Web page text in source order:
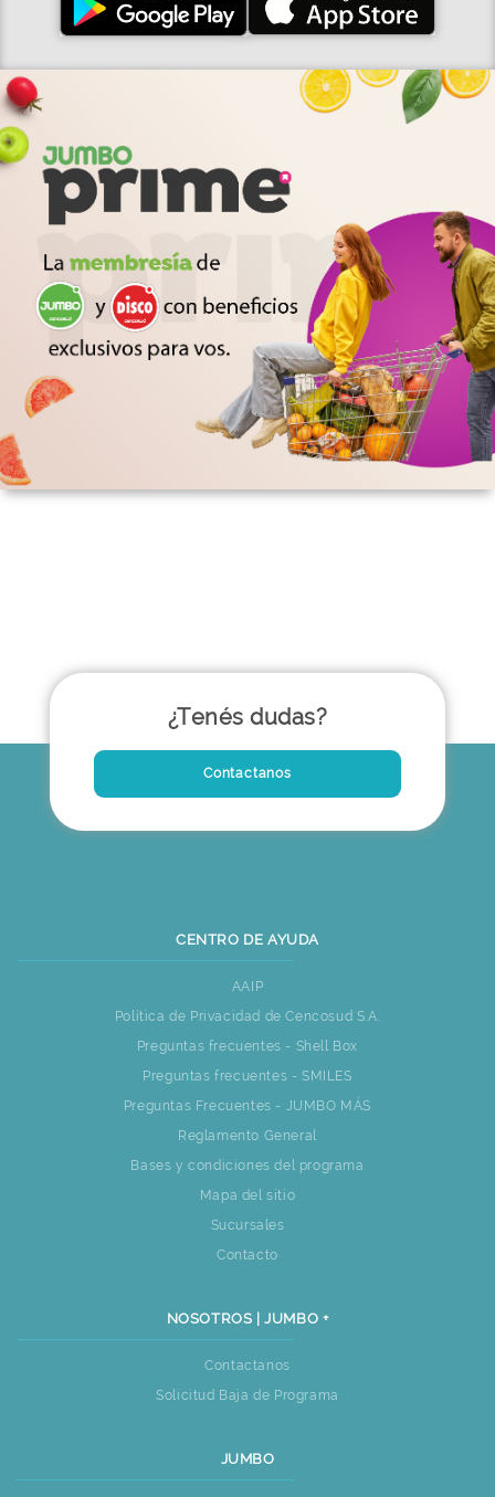
¿Tenés dudas?
Contactanos
CENTRO DE AYUDA
AAIP
Política de Privacidad de Cencosud S.A.
Preguntas frecuentes - Shell Box
Preguntas frecuentes - SMILES
Preguntas Frecuentes - JUMBO MÁS
Reglamento General
Bases y condiciones del programa
Mapa del sitio
Sucursales
Contacto
NOSOTROS | JUMBO +
Contactanos
Solicitud Baja de Programa
JUMBO